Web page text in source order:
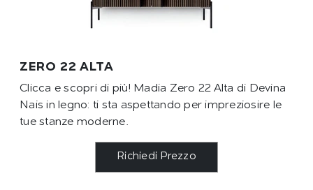
ZERO 22 ALTA
Clicca e scopri di più! Madia Zero 22 Alta di Devina
Nais in legno: ti sta aspettando per impreziosire le
tue stanze moderne.
Richiedi Prezzo